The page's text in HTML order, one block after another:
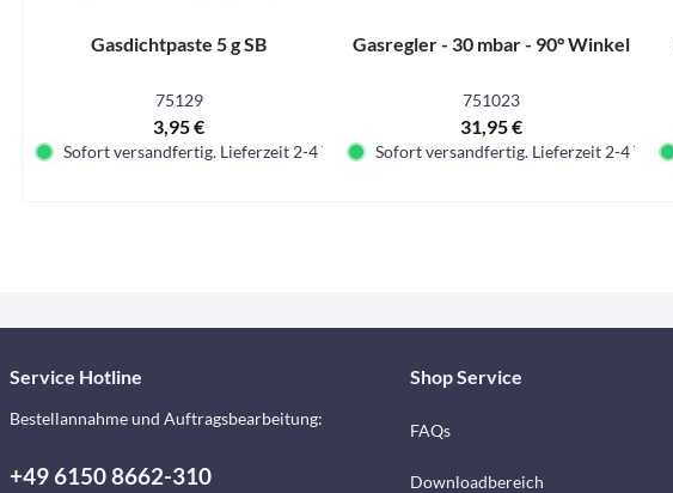
Gasdichtpaste 5 g SB
75129
3,95 €
Sofort versandfertig. Lieferzeit 2-4 Tage.
Gasregler - 30 mbar - 90° Winkel
751023
31,95 €
Sofort versandfertig. Lieferzeit 2-4 Tage.
Service Hotline
Bestellannahme und Auftragsbearbeitung:
+49 6150 8662-310
Shop Service
FAQs
Downloadbereich